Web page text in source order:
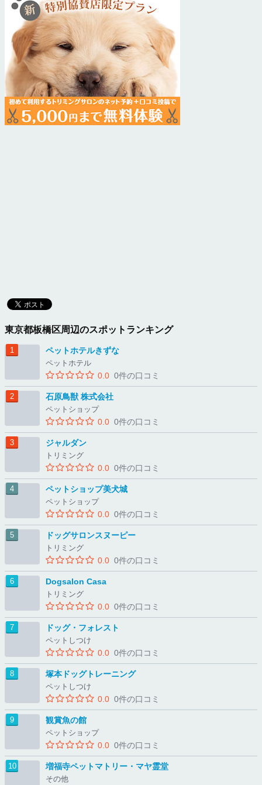
東京都板橋区周辺のスポットランキング
ペットホテルきずな
ペットホテル
0.0 0件の口コミ
石原鳥獣 株式会社
ペットショップ
0.0 0件の口コミ
ジャルダン
トリミング
0.0 0件の口コミ
ペットショップ美犬城
ペットショップ
0.0 0件の口コミ
ドッグサロンスヌーピー
トリミング
0.0 0件の口コミ
Dogsalon Casa
トリミング
0.0 0件の口コミ
ドッグ・フォレスト
ペットしつけ
0.0 0件の口コミ
塚本ドッグトレーニング
ペットしつけ
0.0 0件の口コミ
観賞魚の館
ペットショップ
0.0 0件の口コミ
増福寺ペットマトリー・マヤ霊堂
その他